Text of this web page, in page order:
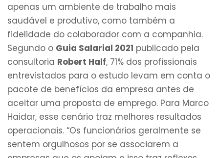
apenas um ambiente de trabalho mais
saudável e produtivo, como também a
fidelidade do colaborador com a companhia.
Segundo o Guia Salarial 2021 publicado pela
consultoria Robert Half, 71% dos profissionais
entrevistados para o estudo levam em conta o
pacote de benefícios da empresa antes de
aceitar uma proposta de emprego. Para Marco
Haidar, esse cenário traz melhores resultados
operacionais. “Os funcionários geralmente se
sentem orgulhosos por se associarem a